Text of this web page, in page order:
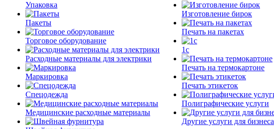
Упаковка
Пакеты
Торговое оборудование
Расходные материалы для электрики
Маркировка
Спецодежда
Медицинские расходные материалы
Изготовление бирок
Печать на пакетах
1c
Печать на термокартоне
Печать этикеток
Полиграфические услуги
Другие услуги для бизнеса